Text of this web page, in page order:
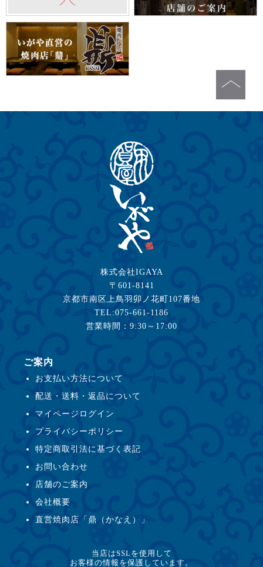
株式会社IGAYA
〒601-8141
京都市南区上鳥羽卯ノ花町107番地
TEL:075-661-1186
営業時間：9:30～17:00
ご案内
お支払い方法について
配送・送料・返品について
マイページログイン
プライバシーポリシー
特定商取引法に基づく表記
お問い合わせ
店舗のご案内
会社概要
直営焼肉店「鼎（かなえ）」
当店はSSLを使用して
お客様の情報を保護しています。